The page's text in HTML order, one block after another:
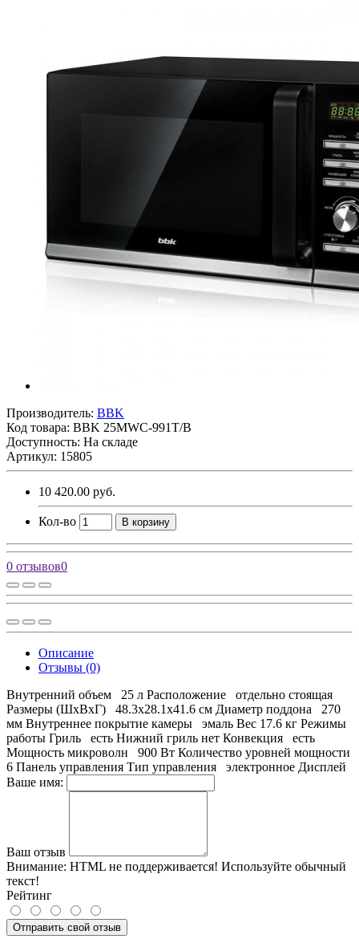
Производитель: BBK
Код товара: BBK 25MWC-991T/B
Доступность: На складе
Артикул: 15805
10 420.00 руб.
Кол-во В корзину
0 отзывов0
Описание
Отзывы (0)
Внутренний объем 25 л Расположение отдельно стоящая
Размеры (ШxВxГ) 48.3x28.1x41.6 cм Диаметр поддона 270
мм Внутреннее покрытие камеры эмаль Вес 17.6 кг Режимы
работы Гриль есть Нижний гриль нет Конвекция есть
Мощность микроволн 900 Вт Количество уровней мощности
6 Панель управления Тип управления электронное Дисплей
Ваше имя:
Ваш отзыв
Внимание: HTML не поддерживается! Используйте обычный
текст!
Рейтинг
Отправить свой отзыв